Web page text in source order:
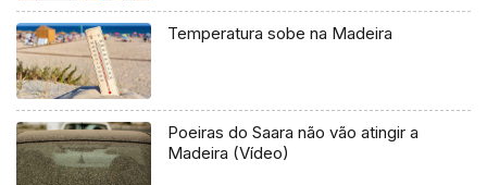
Temperatura sobe na Madeira
Poeiras do Saara não vão atingir a
Madeira (Vídeo)